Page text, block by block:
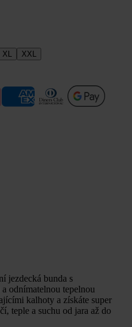
XL
XXL
jezdecká bunda s
odnímatelnou tepelnou
kalhoty a získáte super
teple a suchu od jara až do